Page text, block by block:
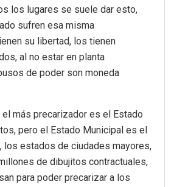
los lugares se suele dar esto,
sufren esa misma
su libertad, los tienen
al no estar en planta
de poder son moneda
el más precarizador es el Estado
pero el Estado Municipal es el
los estados de ciudades mayores,
de dibujitos contractuales,
para poder precarizar a los